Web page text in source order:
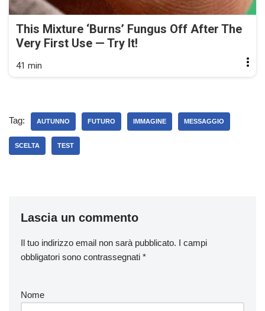
This Mixture ‘Burns’ Fungus Off After The
Very First Use — Try It!
41 min
Tag: AUTUNNO FUTURO IMMAGINE MESSAGGIO
SCELTA TEST
Lascia un commento
Il tuo indirizzo email non sarà pubblicato. I campi
obbligatori sono contrassegnati *
Nome